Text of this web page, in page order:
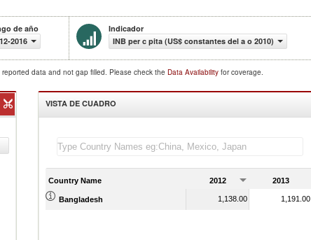
de año
2016
Indicador
INB per c pita (US$ constantes del a o 2010)
data and not gap filled. Please check the Data Availability for coverage.
VISTA DE CUADRO
Country Name 2012 2013
Bangladesh 1,138.00 1,191.00